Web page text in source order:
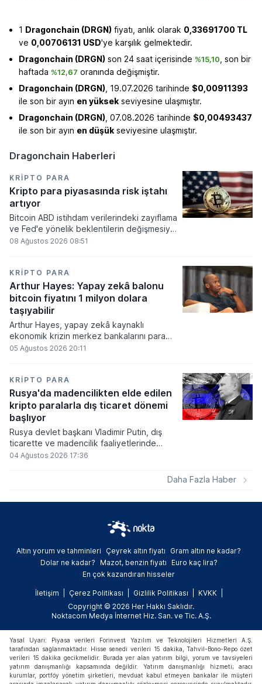
1 Dragonchain (DRGN) fiyatı, anlık olarak 0,33691700 TL
ve 0,00706131 USD'ye karşılık gelmektedir.
Dragonchain (DRGN) son 24 saat içerisinde %15,10 , son bir
haftada %12,67 oranında değişmiştir.
Dragonchain (DRGN) , 19.07.2026 tarihinde $0,00911393
ile son bir ayın en yüksek seviyesine ulaşmıştır.
Dragonchain (DRGN) , 07.08.2026 tarihinde $0,00493437
ile son bir ayın en düşük seviyesine ulaşmıştır.
Dragonchain Haberleri
KRIPTO PARA
Kripto para piyasasında risk iştahı
artıyor
Bitcoin ABD istihdam verilerindeki zayıflama
ve Fed'e yönelik beklentilerin değişmesiyle
haftayı yükselişle kapattı. Kripto para
açıklanacak enflasyon rakamlarına ve
küresel gelişmelere çevrildi.
08 Ağustos 2026 08:51
KRIPTO PARA
Arthur Hayes: Yapay zekâ balonu
bitcoin fiyatını 1 milyon dolara
taşıyabilir
Arthur Hayes, yapay zekâ kaynaklı
ekonomik krizin merkez bankalarını para
basmaya zorlayacağını ve bu durumun
kayıplarının tetikleyeceği kredi krizinin
küresel likidite artışına yol açacağını belirtti
ve bitcoinin bu süreçte en hızlı tepki veren
varlık olacağı vurguladı.
05 Ağustos 2026 20:11
KRIPTO PARA
Rusya'da madencilikten elde edilen
kripto paralarla dış ticaret dönemi
başlıyor
Rusya devlet başkanı Vladimir Putin, dış
ticarette ve madencilik faaliyetlerinde
kripto varlıkların kullanımına onay veren
04 Ağustos 2026 17:36
Daha Fazla Haber
Altın yorum ve tahminleri Çeyrek altın fiyatı
Gram altın ne kadar?
Dolar ne kadar?
Mazot, benzin fiyatı
Euro kaç lira?
En çok kazandıran hisseler
İletişim Çerez Politikası Gizlilik Politikası
KVKK
Copyright © 2026 Her Hakkı Saklıdır.
Noktacom Medya İnternet Hiz. San. ve Tic. A.Ş.
Yasal Uyarı: Piyasa verileri Forinvest Yazılım ve Teknolojileri Hizmetleri A.Ş.
tarafından sağlanmaktadır. Hisse senedi verileri 15 dakika, Tahvil-Bono-Repo özet
verileri 15 dakika gecikmelidir. Burada yer alan yatırım bilgi, yorum ve tavsiyeleri
yatırım danışmanlığı kapsamında değildir. Yatırım danışmanlığı hizmeti; aracı
kurumlar, portföy yönetim şirketleri, mevduat kabul etmeyen bankalar ile müşteri